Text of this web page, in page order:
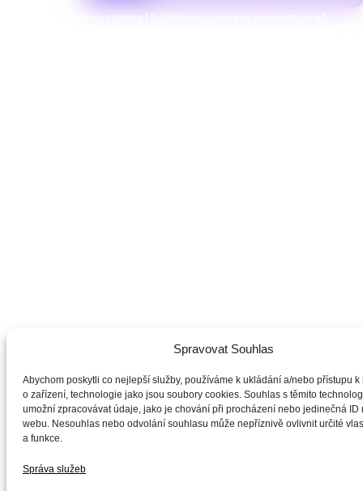
Spravovat Souhlas
Abychom poskytli co nejlepší služby, používáme k ukládání a/nebo přístupu k
o zařízení, technologie jako jsou soubory cookies. Souhlas s těmito
umožní zpracovávat údaje, jako je chování při procházení nebo jedinečná ID
webu. Nesouhlas nebo odvolání souhlasu může nepříznivě ovlivnit určité
a funkce.
Správa služeb
Nastavení cookies | Prohlášení o ochraně osobních údajů